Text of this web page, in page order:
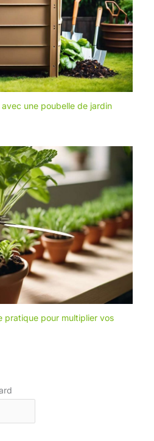
une poubelle de jardin
pratique pour multiplier vos